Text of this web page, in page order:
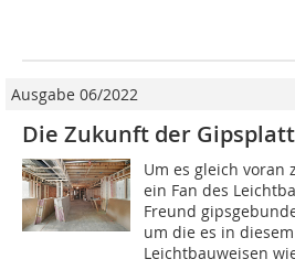
Ausgabe 06/2022
Die Zukunft der
Um es gleich voran
ein Fan des
Freund
um die es in
Leichtbauweisen